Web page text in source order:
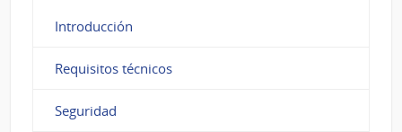
Introducción
Requisitos técnicos
Seguridad